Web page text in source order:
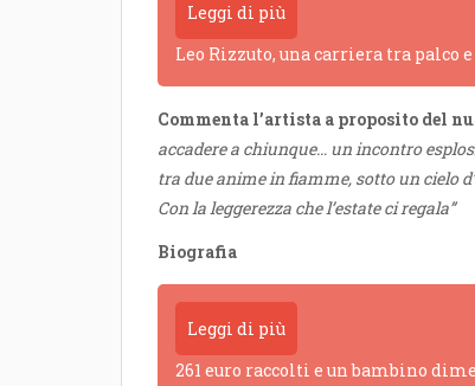
Leggi di più
Leo Rizzuto, una carriera tra palco
Commenta l’artista a proposito del
accadere a chiunque… un incontro
tra due anime in fiamme, sotto un cielo
Con la leggerezza che l’estate ci regala”
Biografia
Leggi di più
261 euro raccolti e un bambino